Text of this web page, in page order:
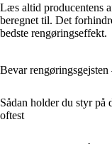
Læs altid producentens
beregnet til. Det
bedste rengøringseffekt.
Bevar
Sådan holder du styr på
oftest